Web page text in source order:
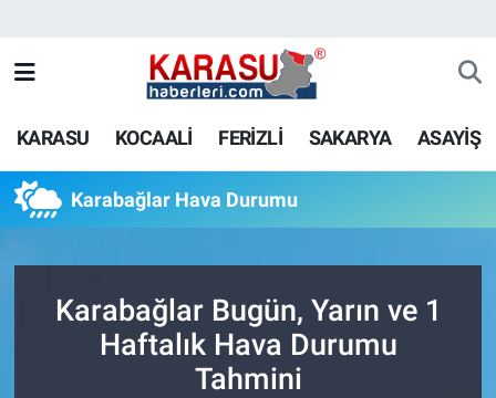
KARASU KOCAALİ FERİZLİ SAKARYA ASAYİŞ
Karabağlar Hava Durumu
Karabağlar Bugün, Yarın ve 1
Haftalık Hava Durumu
Tahmini